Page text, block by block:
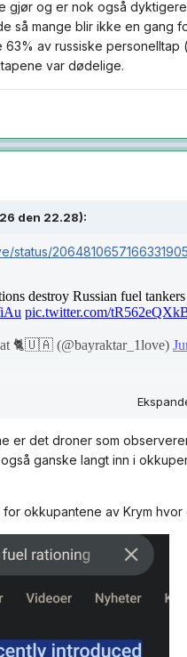
gjør og er nok også
så mange blir ikke en gang
av russiske
var dødelige.
den 22.28):
status/2064810657166331905
traktorveg og mindre
motorvegen og større veger.
er det droner som
ganske langt inn i
okkupantene av Krym